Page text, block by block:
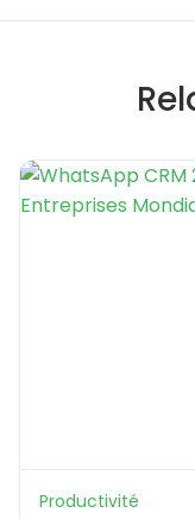
Productivité